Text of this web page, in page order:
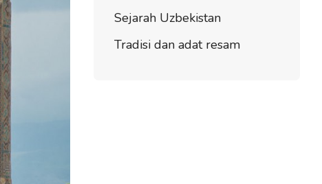
Sejarah Uzbekistan
Tradisi dan adat resam